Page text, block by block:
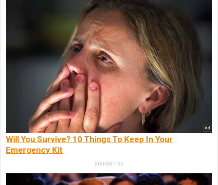
Will You Survive? 10 Things To Keep In Your
Emergency Kit
Brainberries